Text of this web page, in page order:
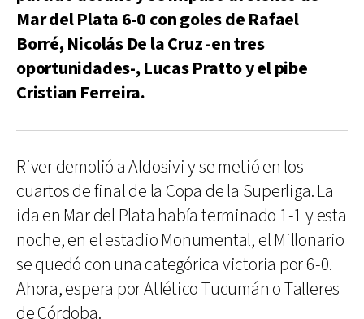
Mar del Plata 6-0 con goles de Rafael
Borré, Nicolás De la Cruz -en tres
oportunidades-, Lucas Pratto y el pibe
Cristian Ferreira.
River demolió a Aldosivi y se metió en los
cuartos de final de la Copa de la Superliga. La
ida en Mar del Plata había terminado 1-1 y esta
noche, en el estadio Monumental, el Millonario
se quedó con una categórica victoria por 6-0.
Ahora, espera por Atlético Tucumán o Talleres
de Córdoba.